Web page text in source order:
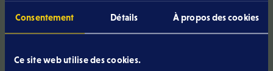
Consentement Détails À propos des cookies
Ce site web utilise des cookies.